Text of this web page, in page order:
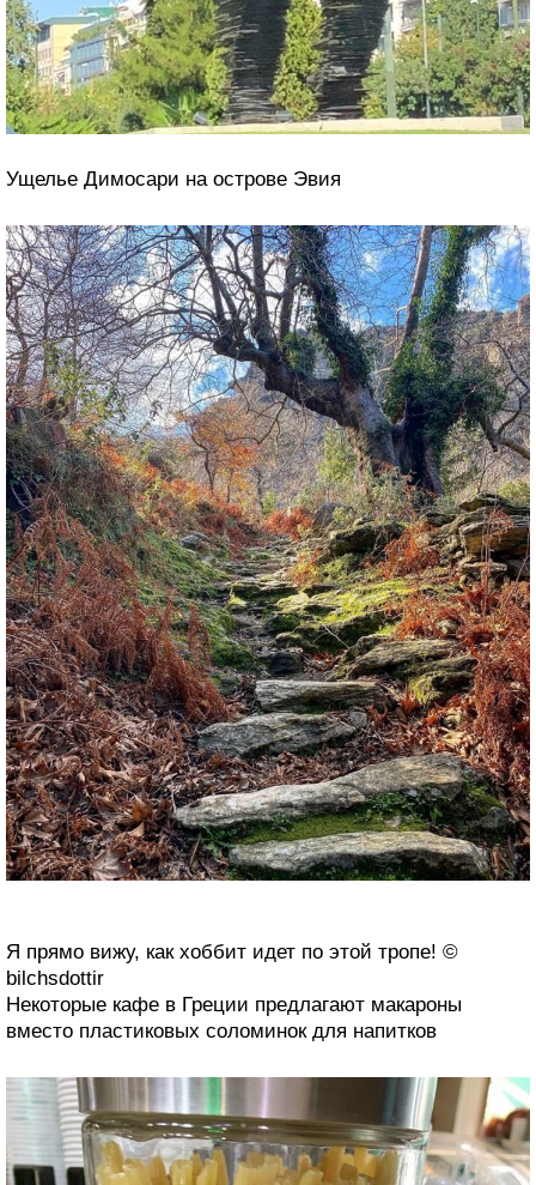
Ущелье Димосари на острове Эвия
Я прямо вижу, как хоббит идет по этой тропе! ©
bilchsdottir
Некоторые кафе в Греции предлагают макароны
вместо пластиковых соломинок для напитков